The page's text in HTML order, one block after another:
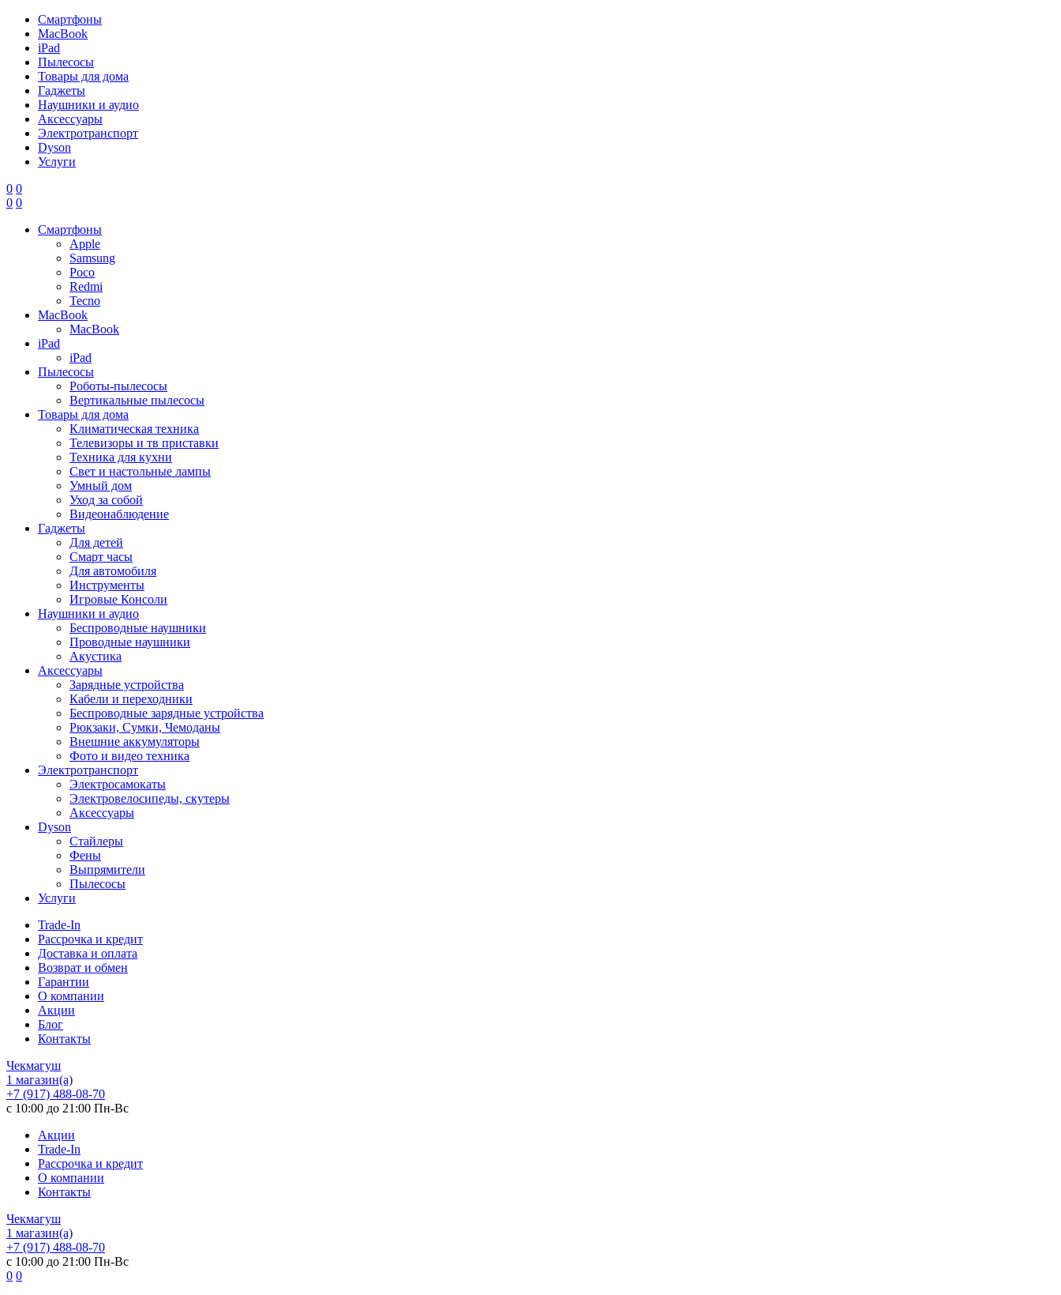
Смартфоны
MacBook
iPad
Пылесосы
Товары для дома
Гаджеты
Наушники и аудио
Аксессуары
Электротранспорт
Dyson
Услуги
0 0
0 0
Смартфоны
Apple
Samsung
Poco
Redmi
Tecno
MacBook
MacBook
iPad
iPad
Пылесосы
Роботы-пылесосы
Вертикальные пылесосы
Товары для дома
Климатическая техника
Телевизоры и тв приставки
Техника для кухни
Свет и настольные лампы
Умный дом
Уход за собой
Видеонаблюдение
Гаджеты
Для детей
Смарт часы
Для автомобиля
Инструменты
Игровые Консоли
Наушники и аудио
Беспроводные наушники
Проводные наушники
Акустика
Аксессуары
Зарядные устройства
Кабели и переходники
Беспроводные зарядные устройства
Рюкзаки, Сумки, Чемоданы
Внешние аккумуляторы
Фото и видео техника
Электротранспорт
Электросамокаты
Электровелосипеды, скутеры
Аксессуары
Dyson
Стайлеры
Фены
Выпрямители
Пылесосы
Услуги
Trade-In
Рассрочка и кредит
Доставка и оплата
Возврат и обмен
Гарантии
О компании
Акции
Блог
Контакты
Чекмагуш
1 магазин(а)
+7 (917) 488-08-70
с 10:00 до 21:00 Пн-Вс
Акции
Trade-In
Рассрочка и кредит
О компании
Контакты
Чекмагуш
1 магазин(а)
+7 (917) 488-08-70
с 10:00 до 21:00 Пн-Вс
0 0